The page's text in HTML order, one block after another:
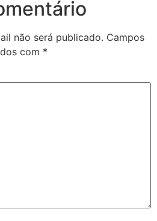
não será publicado. Campos
com *